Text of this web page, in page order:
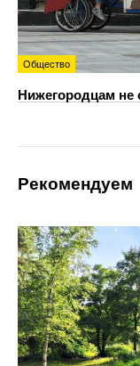
Общество
Нижегородцам не
Рекомендуем